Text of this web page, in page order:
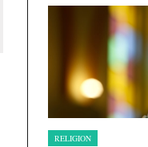
RELIGION